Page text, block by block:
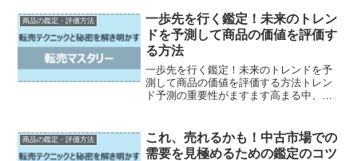
みやすく、ブログのポストのような文章
を書くのが得意です。それで...
商品の鑑定・評価方法
一歩先を行く鑑定！未来のトレン
ドを予測して商品の価値を評価す
る方法
一歩先を行く鑑定！未来のトレンドを予
測して商品の価値を評価する方法トレン
ド予測の重要性がますます高まる中、将
人がトレンドを見極める難しさに苦しん
でいます。そこで、この記...
商品の鑑定・評価方法
これ、売れるかも！中古市場での
需要を見極めるための鑑定のコツ